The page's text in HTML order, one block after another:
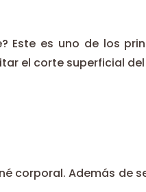
Este es uno de los
el corte superficial
corporal. Además de